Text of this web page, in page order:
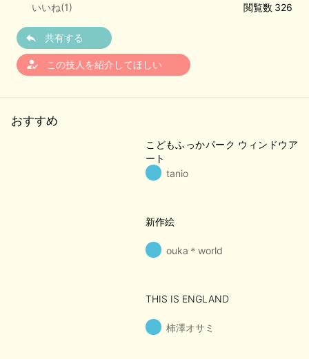
いいね(1) 閲覧数 326
共有する
how_to_reg この技人を紹介してほしい
おすすめ
こどもふっかパーク ウィンドウア
ート
tanio
新作絵
ouka＊world
THIS IS ENGLAND
柿澤オサミ